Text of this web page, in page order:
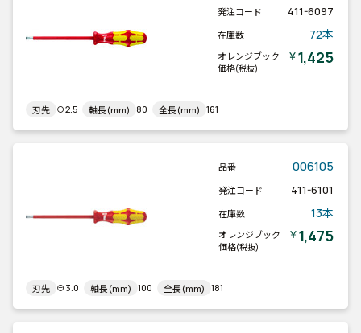
発注コード 411-6097
在庫数 72本
オレンジブック
価格(税抜)
￥1,425
刃先 ⊖2.5 軸長(mm) 80 全長(mm) 161
品番 006105
発注コード 411-6101
在庫数 13本
オレンジブック
価格(税抜)
￥1,475
刃先 ⊖3.0 軸長(mm) 100 全長(mm) 181